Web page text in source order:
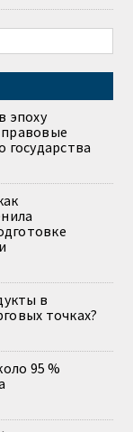
эпоху
в
точках?
95 %